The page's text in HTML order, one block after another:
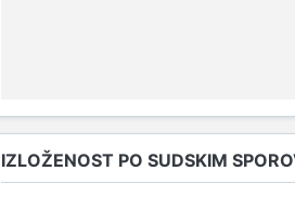
IZLOŽENOST PO SUDSKIM